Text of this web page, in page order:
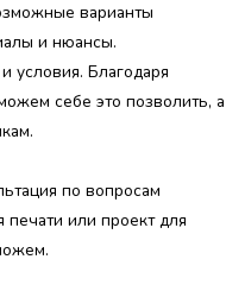
варианты
и нюансы.
условия. Благодаря
себе это позволить, а
по вопросам
печати или проект для